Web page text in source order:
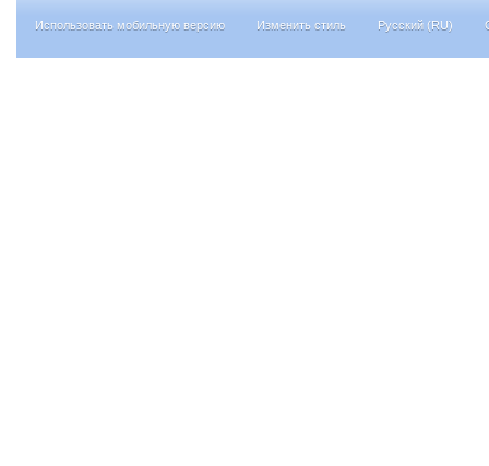
Использовать мобильную версию Изменить стиль Русский (RU)